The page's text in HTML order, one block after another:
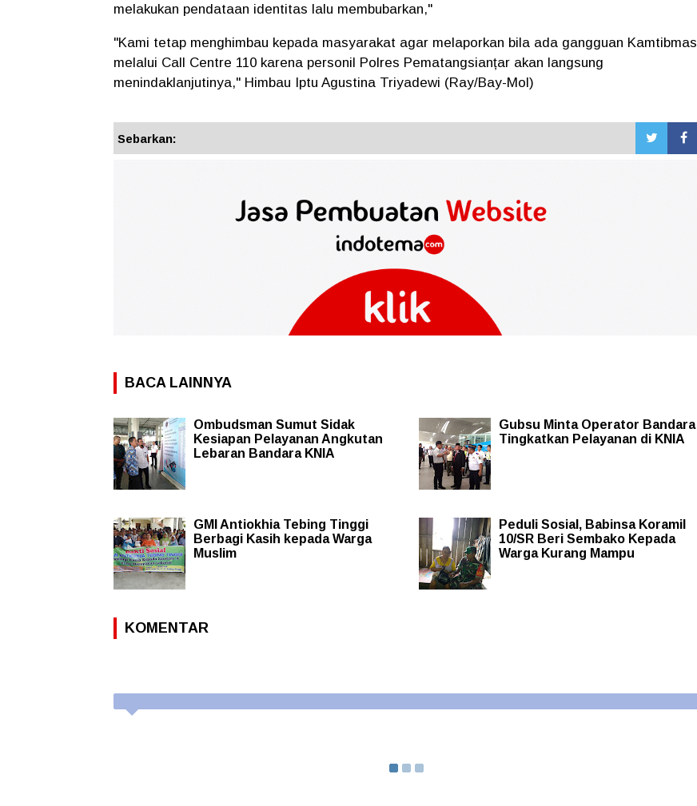
melakukan pendataan identitas lalu membubarkan,"
"Kami tetap menghimbau kepada masyarakat agar melaporkan bila ada gangguan Kamtibmas
melalui Call Centre 110 karena personil Polres Pematangsianțar akan langsung
menindaklanjutinya," Himbau Iptu Agustina Triyadewi (Ray/Bay-Mol)
Sebarkan:
BACA LAINNYA
Ombudsman Sumut Sidak
Kesiapan Pelayanan Angkutan
Lebaran Bandara KNIA
Gubsu Minta Operator Bandara
Tingkatkan Pelayanan di KNIA
GMI Antiokhia Tebing Tinggi
Berbagi Kasih kepada Warga
Muslim
Peduli Sosial, Babinsa Koramil
10/SR Beri Sembako Kepada
Warga Kurang Mampu
KOMENTAR